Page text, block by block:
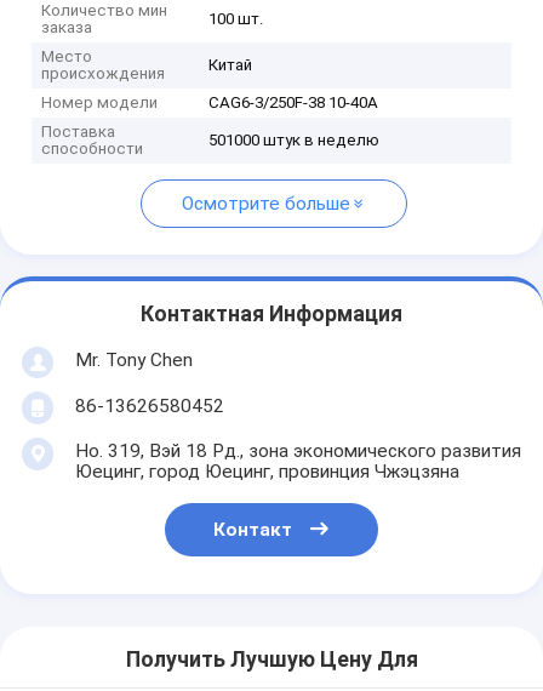
Количество мин
заказа
100 шт.
Место
происхождения
Китай
Номер модели
CAG6-3/250F-38 10-40A
Поставка
способности
501000 штук в неделю
Осмотрите больше
Контактная Информация
Mr. Tony Chen
86-13626580452
Но. 319, Вэй 18 Рд., зона экономического развития
Юецинг, город Юецинг, провинция Чжэцзяна
Контакт
Получить Лучшую Цену Для